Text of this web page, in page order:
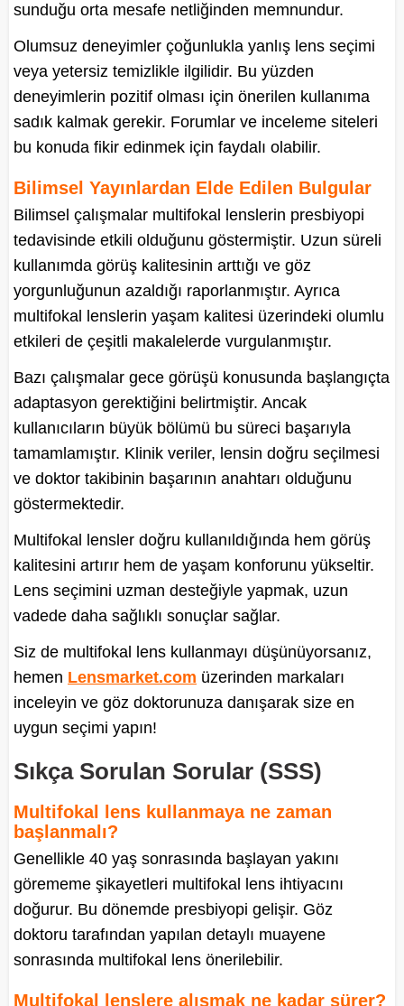
sunduğu orta mesafe netliğinden memnundur.
Olumsuz deneyimler çoğunlukla yanlış lens seçimi
veya yetersiz temizlikle ilgilidir. Bu yüzden
deneyimlerin pozitif olması için önerilen kullanıma
sadık kalmak gerekir. Forumlar ve inceleme siteleri
bu konuda fikir edinmek için faydalı olabilir.
Bilimsel Yayınlardan Elde Edilen Bulgular
Bilimsel çalışmalar multifokal lenslerin presbiyopi
tedavisinde etkili olduğunu göstermiştir. Uzun süreli
kullanımda görüş kalitesinin arttığı ve göz
yorgunluğunun azaldığı raporlanmıştır. Ayrıca
multifokal lenslerin yaşam kalitesi üzerindeki olumlu
etkileri de çeşitli makalelerde vurgulanmıştır.
Bazı çalışmalar gece görüşü konusunda başlangıçta
adaptasyon gerektiğini belirtmiştir. Ancak
kullanıcıların büyük bölümü bu süreci başarıyla
tamamlamıştır. Klinik veriler, lensin doğru seçilmesi
ve doktor takibinin başarının anahtarı olduğunu
göstermektedir.
Multifokal lensler doğru kullanıldığında hem görüş
kalitesini artırır hem de yaşam konforunu yükseltir.
Lens seçimini uzman desteğiyle yapmak, uzun
vadede daha sağlıklı sonuçlar sağlar.
Siz de multifokal lens kullanmayı düşünüyorsanız,
hemen Lensmarket.com üzerinden markaları
inceleyin ve göz doktorunuza danışarak size en
uygun seçimi yapın!
Sıkça Sorulan Sorular (SSS)
Multifokal lens kullanmaya ne zaman
başlanmalı?
Genellikle 40 yaş sonrasında başlayan yakını
görememe şikayetleri multifokal lens ihtiyacını
doğurur. Bu dönemde presbiyopi gelişir. Göz
doktoru tarafından yapılan detaylı muayene
sonrasında multifokal lens önerilebilir.
Multifokal lenslere alışmak ne kadar sürer?